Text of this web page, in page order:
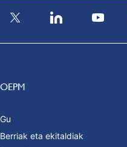
OEPM
Gu
Berriak eta ekitaldiak